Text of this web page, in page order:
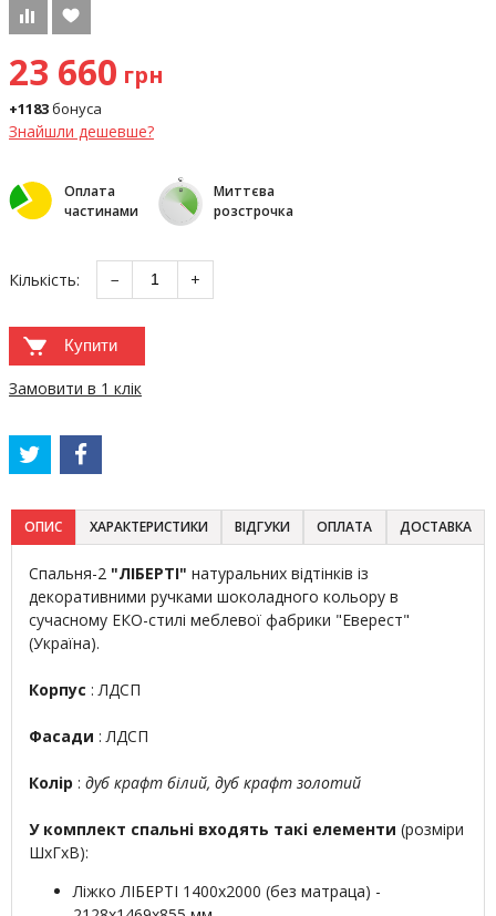
23 660 грн
+1183бонуса
Знайшли дешевше?
Оплата
частинами
Миттєва
розстрочка
Кількість: − +
Купити
Замовити в 1 клік
ОПИС ХАРАКТЕРИСТИКИ ВІДГУКИ ОПЛАТА ДОСТАВКА
Спальня-2 "ЛІБЕРТІ" натуральних відтінків із
декоративними ручками шоколадного кольору в
сучасному ЕКО-стилі меблевої фабрики "Еверест"
(Україна).
Корпус : ЛДСП
Фасади : ЛДСП
Колір : дуб крафт білий, дуб крафт золотий
У комплект спальні входять такі елементи (розміри
ШхГхВ):
Ліжко ЛІБЕРТІ 1400х2000 (без матраца) -